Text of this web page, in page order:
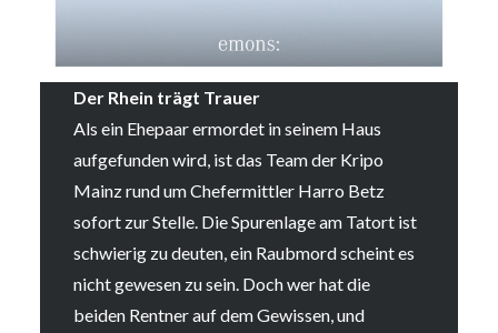
Der Rhein trägt Trauer
Als ein Ehepaar ermordet in seinem Haus
aufgefunden wird, ist das Team der Kripo
Mainz rund um Chefermittler Harro Betz
sofort zur Stelle. Die Spurenlage am Tatort ist
schwierig zu deuten, ein Raubmord scheint es
nicht gewesen zu sein. Doch wer hat die
beiden Rentner auf dem Gewissen, und